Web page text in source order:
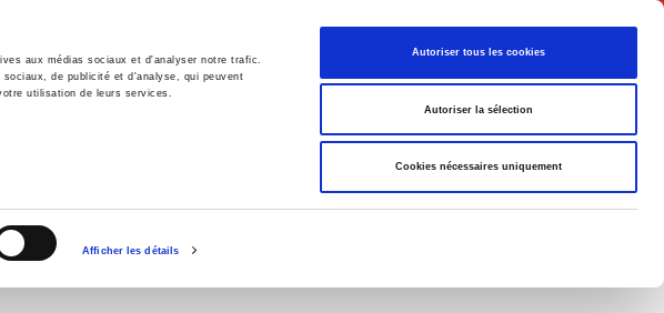
aux médias sociaux et d'analyser notre trafic.
de publicité et d'analyse, qui peuvent
utilisation de leurs services.
Afficher les détails
Autoriser tous les cookies
Autoriser la sélection
Cookies nécessaires uniquement
English
Politics